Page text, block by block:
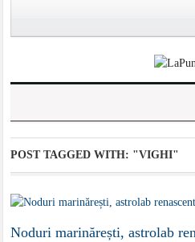
POST TAGGED WITH: "VIGHI"
Noduri marinărești, astrolab